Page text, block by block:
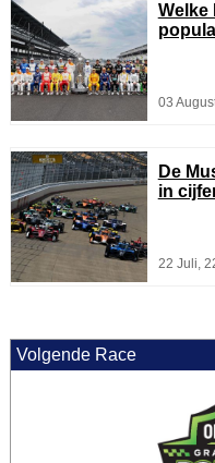
Welke
03
De
in
22 Juli,
Volgende Race